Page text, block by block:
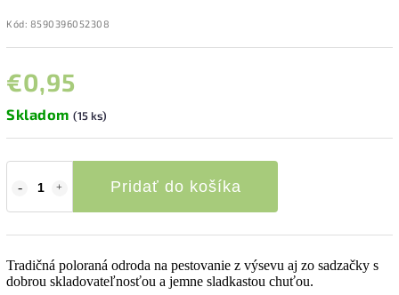
Kód: 8590396052308
€0,95
Skladom (15 ks)
Pridať do košíka
Tradičná poloraná odroda na pestovanie z výsevu aj zo sadzačky s
dobrou skladovateľnosťou a jemne sladkastou chuťou.